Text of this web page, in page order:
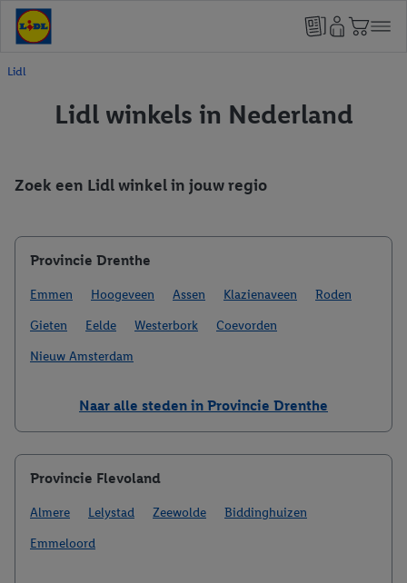
Lidl
Lidl winkels in Nederland
Zoek een Lidl winkel in jouw regio
Provincie Drenthe
Emmen Hoogeveen Assen Klazienaveen
Roden
Gieten
Eelde Westerbork
Coevorden
Nieuw Amsterdam
Naar alle steden in Provincie Drenthe
Provincie Flevoland
Almere Lelystad Zeewolde
Biddinghuizen
Emmeloord